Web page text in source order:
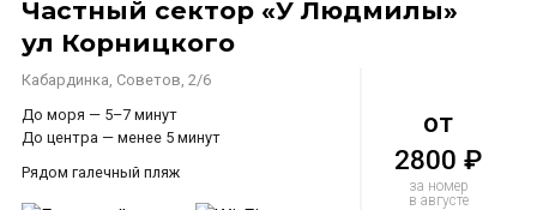
Частный сектор «У Людмилы»
ул Корницкого
Кабардинка, Советов, 2/6
До моря — 5–7 минут
До центра — менее 5 минут
Рядом галечный пляж
от
2800 ₽
за номер
в августе